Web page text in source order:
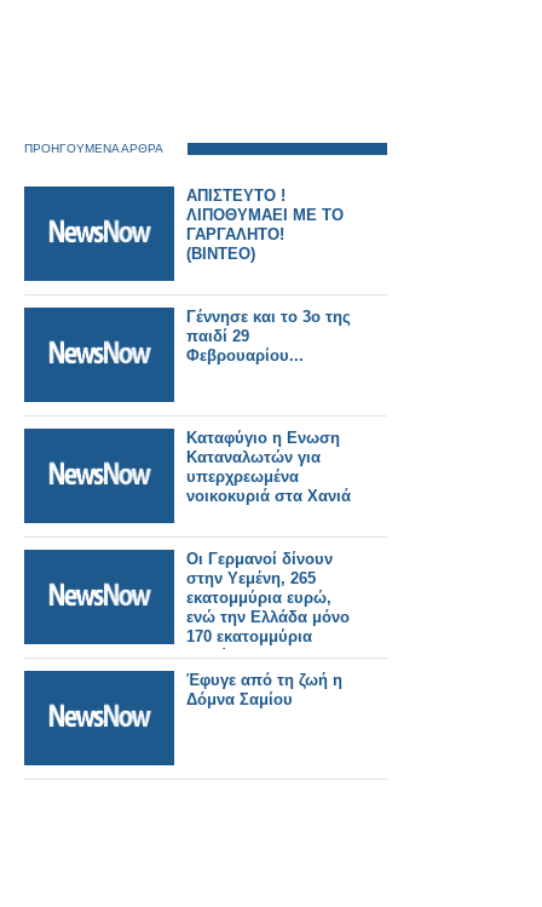
ΠΡΟΗΓΟΥΜΕΝΑ ΑΡΘΡΑ
ΑΠΙΣΤΕΥΤΟ !
ΛΙΠΟΘΥΜΑΕΙ ΜΕ ΤΟ
ΓΑΡΓΑΛΗΤΟ!
(ΒΙΝΤΕΟ)
Γέννησε και το 3ο της
παιδί 29
Φεβρουαρίου...
Καταφύγιο η Ενωση
Καταναλωτών για
υπερχρεωμένα
νοικοκυριά στα Χανιά
Οι Γερμανοί δίνουν
στην Υεμένη, 265
εκατομμύρια ευρώ,
ενώ την Ελλάδα μόνο
170 εκατομμύρια
Ευρώ.
Έφυγε από τη ζωή η
Δόμνα Σαμίου